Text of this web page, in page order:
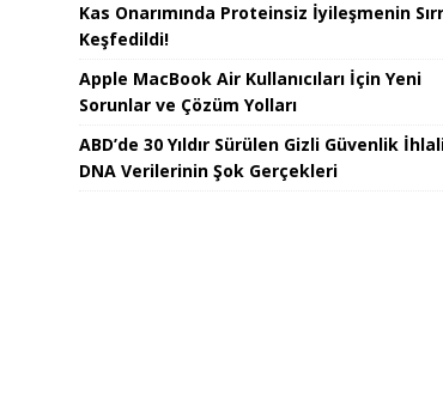
Kas Onarımında Proteinsiz İyileşmenin
Keşfedildi!
Apple MacBook Air Kullanıcıları İçin Yeni
Sorunlar ve Çözüm Yolları
ABD’de 30 Yıldır Sürülen Gizli Güvenlik
DNA Verilerinin Şok Gerçekleri